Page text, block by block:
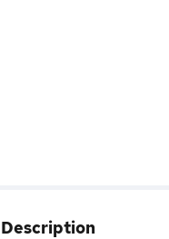
Description